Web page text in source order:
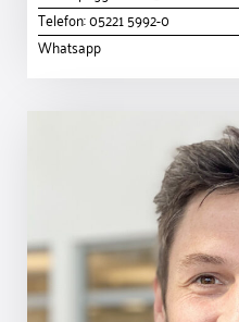
Telefon:05221 5992-0
Whatsapp